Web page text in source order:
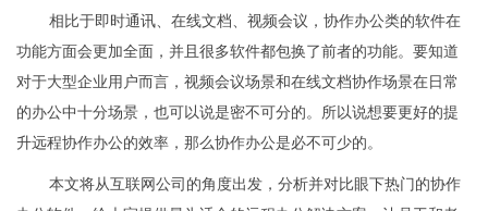
相比于即时通讯、在线文档、视频会议，协作办公类的软件在
功能方面会更加全面，并且很多软件都包换了前者的功能。要知道
对于大型企业用户而言，视频会议场景和在线文档协作场景在日常
的办公中十分场景，也可以说是密不可分的。所以说想要更好的提
升远程协作办公的效率，那么协作办公是必不可少的。
本文将从互联网公司的角度出发，分析并对比眼下热门的协作